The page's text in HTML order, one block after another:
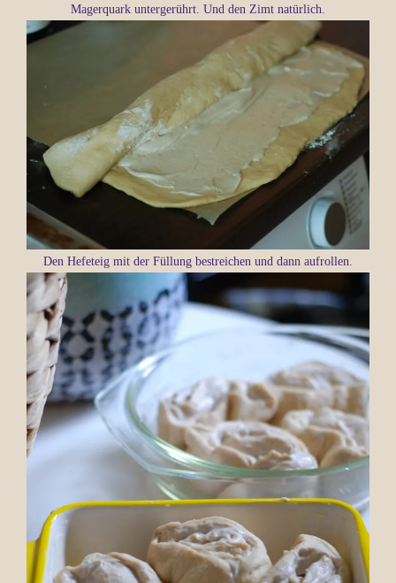
Magerquark untergerührt. Und den Zimt natürlich.
Den Hefeteig mit der Füllung bestreichen und dann aufrollen.